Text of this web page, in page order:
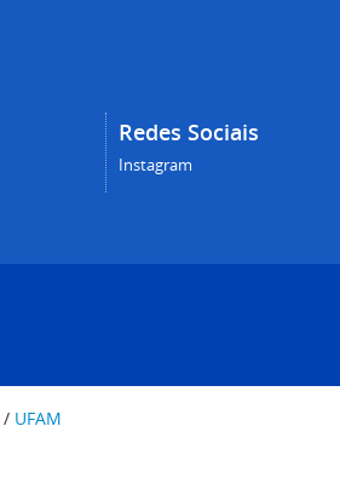
Redes Sociais
Instagram
/ UFAM